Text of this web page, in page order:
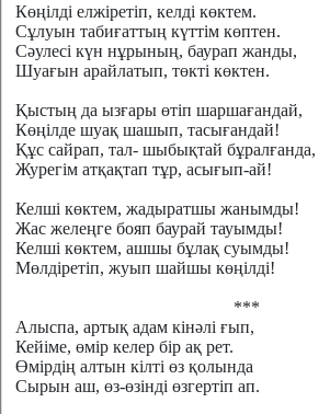
Көңілді елжіретіп, келді көктем.
Сұлуын табиғаттың күттім көптен.
Сәулесі күн нұрының, баурап жанды,
Шуағын арайлатып, төкті көктен.
Қыстың да ызғары өтіп шаршағандай,
Көңілде шуақ шашып, тасығандай!
Құс сайрап, тал- шыбықтай бұралғанда,
Журегім атқақтап тұр, асығып-ай!
Келші көктем, жадыратшы жанымды!
Жас желеңге бояп баурай тауымды!
Келші көктем, ашшы бұлақ суымды!
Мөлдіретіп, жуып шайшы көңілді!
***
Алыспа, артық адам кінәлі ғып,
Кейіме, өмір келер бір ақ рет.
Өмірдің алтын кілті өз қолында
Сырын аш, өз-өзінді өзгертіп ап.